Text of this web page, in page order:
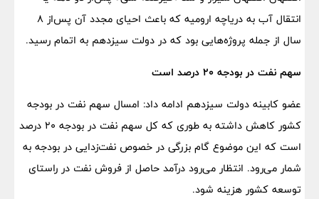
انتقال آب به دریاچه ارومیه که باعث احیای مجدد آن پس‌از ۸
سال از جمله پروژه‌هایی بود که در دولت سیزدهم به اتمام رسید.
سهم نفت در بودجه ۲۰ درصد است
عضو کابینه دولت سیزدهم ادامه داد: امسال سهم نفت در بودجه
کشور کاهش داشته به طوری که کل سهم نفت در بودجه ۲۰ درصد
است که این موضوع گام بزرگی در خصوص نفت‌زدایی در بودجه به
شمار می‌رود. انتظار می‌رود درآمد حاصل از فروش نفت در راستای
توسعه کشور هزینه شود.